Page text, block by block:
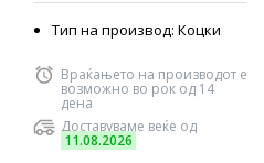
Тип на производ: Коцки
Враќањето на производот е
возможно во рок од 14
дена
Доставуваме веќе од
11.08.2026